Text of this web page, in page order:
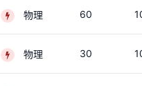
物理 60
物理 30